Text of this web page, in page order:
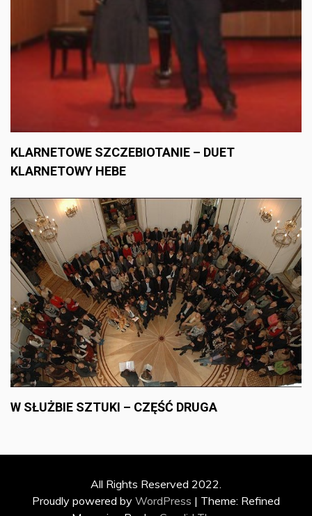
KLARNETOWE SZCZEBIOTANIE – DUET
KLARNETOWY HEBE
W SŁUŻBIE SZTUKI – CZĘŚĆ DRUGA
All Rights Reserved 2022.
Proudly powered by WordPress | Theme: Refined